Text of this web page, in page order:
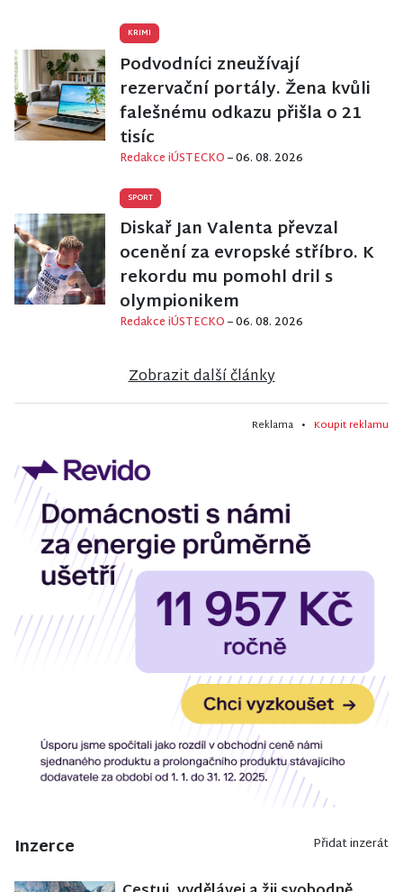
KRIMI
Podvodníci zneužívají
rezervační portály. Žena kvůli
falešnému odkazu přišla o 21
tisíc
Redakce iÚSTECKO– 06. 08. 2026
SPORT
Diskař Jan Valenta převzal
ocenění za evropské stříbro. K
rekordu mu pomohl dril s
olympionikem
Redakce iÚSTECKO– 06. 08. 2026
Zobrazit další články
Reklama • Koupit reklamu
Inzerce Přidat inzerát